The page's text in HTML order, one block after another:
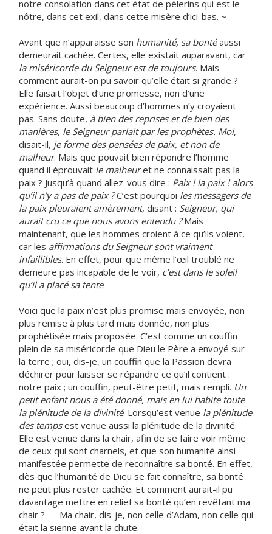
notre consolation dans cet état de pèlerins qui est le
nôtre, dans cet exil, dans cette misère d’ici-bas. ~
Avant que n’apparaisse son humanité, sa bontéaussi
demeurait cachée. Certes, elle existait auparavant, car
la miséricorde du Seigneur est de toujours. Mais
comment aurait-on pu savoir qu’elle était si grande ?
Elle faisait l’objet d’une promesse, non d’une
expérience. Aussi beaucoup d’hommes n’y croyaient
pas. Sans doute, à bien des reprises et de bien des
manières, le Seigneur parlait par les prophètes. Moi,
disait-il, je forme des pensées de paix, et non de
malheur. Mais que pouvait bien répondre l’homme
quand il éprouvait le malheuret ne connaissait pas la
paix ? Jusqu’à quand allez-vous dire : Paix ! la paix ! alors
qu’il n’y a pas de paix ?C’est pourquoi les messagers de
la paix pleuraient amèrement, disant : Seigneur, qui
aurait cru ce que nous avons entendu ?Mais
maintenant, que les hommes croient à ce qu’ils voient,
car les affirmations du Seigneur sont vraiment
infaillibles. En effet, pour que même l’œil troublé ne
demeure pas incapable de le voir, c’est dans le soleil
qu’il a placé sa tente.
Voici que la paix n’est plus promise mais envoyée, non
plus remise à plus tard mais donnée, non plus
prophétisée mais proposée. C’est comme un couffin
plein de sa miséricorde que Dieu le Père a envoyé sur
la terre ; oui, dis-je, un couffin que la Passion devra
déchirer pour laisser se répandre ce qu’il contient :
notre paix ; un couffin, peut-être petit, mais rempli. Un
petit enfant nous a été donné, mais en lui habite toute
la plénitude de la divinité. Lorsqu’est venue la plénitude
des tempsest venue aussi la plénitude de la divinité.
Elle est venue dans la chair, afin de se faire voir même
de ceux qui sont charnels, et que son humanité ainsi
manifestée permette de reconnaître sa bonté. En effet,
dès que l’humanité de Dieu se fait connaître, sa bonté
ne peut plus rester cachée. Et comment aurait-il pu
davantage mettre en relief sa bonté qu’en revêtant ma
chair ? — Ma chair, dis-je, non celle d’Adam, non celle qui
était la sienne avant la chute.